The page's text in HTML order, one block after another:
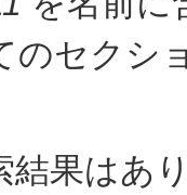
のセクシ
結果はあ